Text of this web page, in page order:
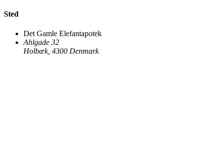
Sted
Det Gamle Elefantapotek
Ahlgade 32
Holbæk, 4300 Denmark